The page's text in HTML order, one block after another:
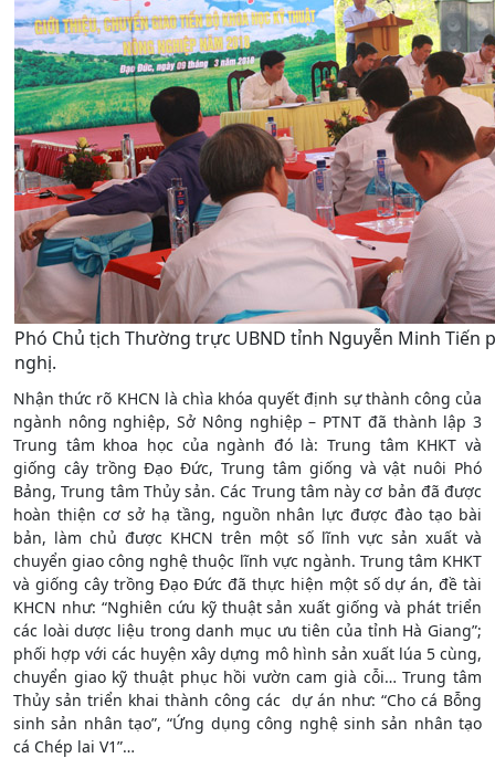
Phó Chủ tịch Thường trực UBND tỉnh Nguyễn Minh Tiến
nghị.
Nhận thức rõ KHCN là chìa khóa quyết định sự thành công của
ngành nông nghiệp, Sở Nông nghiệp – PTNT đã thành lập 3
Trung tâm khoa học của ngành đó là: Trung tâm KHKT và
giống cây trồng Đạo Đức, Trung tâm giống và vật nuôi Phó
Bảng, Trung tâm Thủy sản. Các Trung tâm này cơ bản đã được
hoàn thiện cơ sở hạ tầng, nguồn nhân lực được đào tạo bài
bản, làm chủ được KHCN trên một số lĩnh vực sản xuất và
chuyển giao công nghệ thuộc lĩnh vực ngành. Trung tâm KHKT
và giống cây trồng Đạo Đức đã thực hiện một số dự án, đề tài
KHCN như: “Nghiên cứu kỹ thuật sản xuất giống và phát triển
các loài dược liệu trong danh mục ưu tiên của tỉnh Hà Giang”;
phối hợp với các huyện xây dựng mô hình sản xuất lúa 5 cùng,
chuyển giao kỹ thuật phục hồi vườn cam già cỗi… Trung tâm
Thủy sản triển khai thành công các dự án như: “Cho cá Bỗng
sinh sản nhân tạo”, “Ứng dụng công nghệ sinh sản nhân tạo
cá Chép lai V1”…